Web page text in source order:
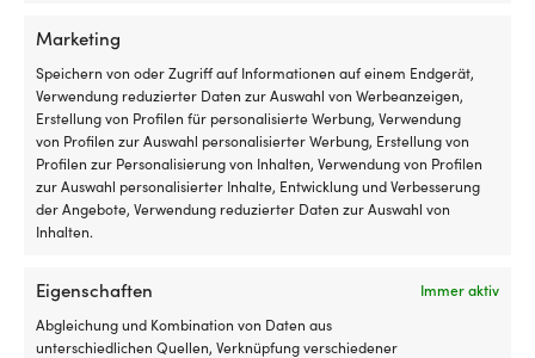
Marketing
Speichern von oder Zugriff auf Informationen auf einem Endgerät,
Verwendung reduzierter Daten zur Auswahl von Werbeanzeigen,
Erstellung von Profilen für personalisierte Werbung, Verwendung
von Profilen zur Auswahl personalisierter Werbung, Erstellung von
Profilen zur Personalisierung von Inhalten, Verwendung von Profilen
zur Auswahl personalisierter Inhalte, Entwicklung und Verbesserung
der Angebote, Verwendung reduzierter Daten zur Auswahl von
Inhalten.
Eigenschaften
Immer aktiv
Abgleichung und Kombination von Daten aus
unterschiedlichen Quellen, Verknüpfung verschiedener
mm, vergoldetes Messing,
montiert auf Holzplatte 32,5 x
15 cm
359,99€
MwSt. inkl.
VERFÜGBAR BEI
NACHBESTELLUNG
Thermometer, Ø100/120 mm,
schwarzes Holz mit
vergoldetem Messing
499,99€
MwSt. inkl.
1 VORRÄTIG